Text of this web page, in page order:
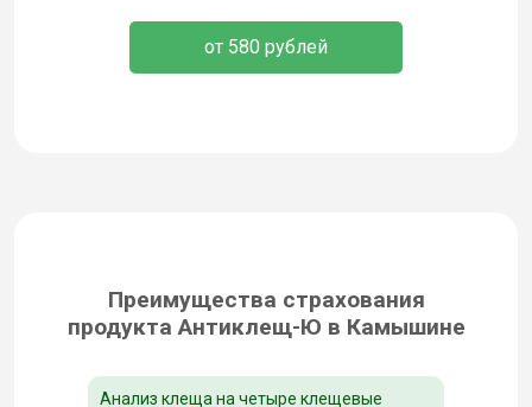
от 580 рублей
Преимущества страхования
продукта Антиклещ-Ю в Камышине
Анализ клеща на четыре клещевые